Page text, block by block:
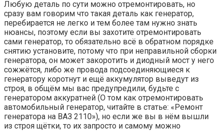
Любую деталь по сути можно отремонтировать, но
сразу вам говорим что такая деталь как генератор,
перебирается не легко и тем более там нужно знать
нюансы, поэтому если вы захотите отремонтировать
сами генератор, то обязательно всё в обратном порядке
снятию установите, потому что при неправильной сборки
генератора, он может закоротить и диодный мост у него
сожжётся, либо же провода подсоединяющиеся к
генератору коротнут и ещё аккумулятор выведут из
строя, в общём мы вас предупредили, будьте с
генератором аккуратней (О том как отремонтировать
автомобильный генератор, читайте в статье: «Ремонт
генератора на ВАЗ 2110»), но если же вы в нём вышли
из строя щётки, то их запросто и самому можно